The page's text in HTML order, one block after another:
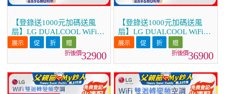
【登錄送1000元加碼送風
扇】LG DUALCOOL WiFi雙
迴轉變頻空調 - 旗艦冷暖型
_3.5kw LS-36DHPM
32900
【登錄送1000元加碼送風
扇】LG DUALCOOL WiFi雙
迴轉變頻空調 - 旗艦冷暖型
_4.1kw LS-41DHPM
36900